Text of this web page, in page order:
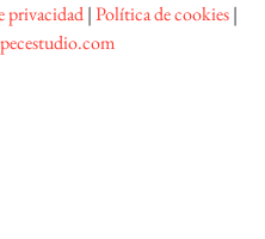
privacidad|Política de cookies|